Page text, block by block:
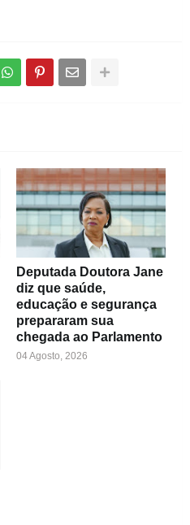
Deputada Doutora Jane
diz que saúde,
educação e segurança
prepararam sua
chegada ao Parlamento
04 Agosto, 2026